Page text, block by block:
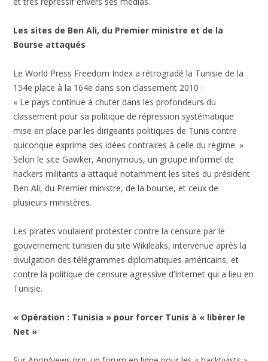
Les sites de Ben Ali, du Premier ministre et de la
Bourse attaqués
Le World Press Freedom Index a rétrogradé la Tunisie de la
154e place à la 164e dans son classement 2010 :
« Le pays continue à chuter dans les profondeurs du
classement pour sa politique de répression systématique
mise en place par les dirigeants politiques de Tunis contre
quiconque exprime des idées contraires à celle du régime. »
Selon le site Gawker, Anonymous, un groupe informel de
hackers militants a attaqué notamment les sites du président
Ben Ali, du Premier ministre, de la bourse, et ceux de
plusieurs ministères.
Les pirates voulaient protester contre la censure par le
gouvernement tunisien du site Wikileaks, intervenue après la
divulgation des télégrammes diplomatiques américains, et
contre la politique de censure agressive d’Internet qui a lieu en
Tunisie.
« Opération : Tunisia » pour forcer Tunis à « libérer le
Net »